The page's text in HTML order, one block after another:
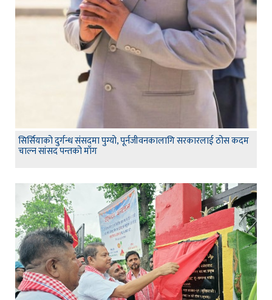
सिर्सियाको दुर्गन्ध संसदमा पुग्यो, पूर्नजीवनकालागि सरकारलाई ठोस कदम
चाल्न सांसद पन्तको माँग